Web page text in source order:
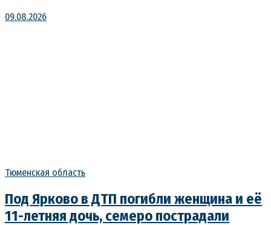
09.08.2026
Тюменская область
Под Ярково в ДТП погибли женщина и её
11-летняя дочь, семеро пострадали